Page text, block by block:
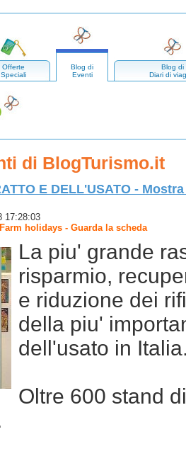
Offerte
Speciali
Blog di
Eventi
Blog di
Diari di
di BlogTurismo.it
E DELL'USATO -
17:28:03
holidays - Guarda la scheda
La piu' grande
risparmio,
e riduzione dei
della piu'
dell'usato in
Oltre 600 stand